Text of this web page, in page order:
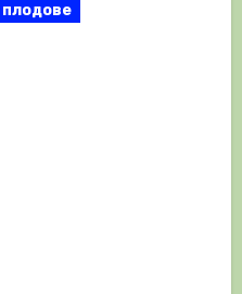
плодове